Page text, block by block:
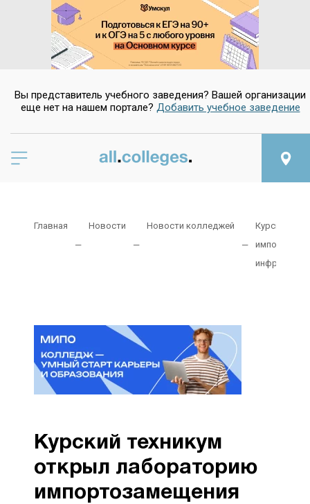
Вы представитель учебного заведения? Вашей организации
еще нет на нашем портале? Добавить учебное заведение
Главная Новости Новости колледжей
Курский
Курский техникум
открыл лабораторию
импортозамещения